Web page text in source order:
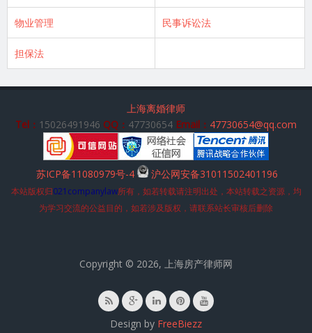
物业管理 民事诉讼法
担保法
上海离婚律师
Tel： 15026491946 QQ： 47730654 Email： 47730654@qq.com
苏ICP备11080979号-4 沪公网安备31011502401196
本站版权归021companylaw所有，如若转载请注明出处，本站转载之资源，均
为学习交流的公益目的，如若涉及版权，请联系站长审核后删除
Copyright © 2026, 上海房产律师网
Design by FreeBiezz